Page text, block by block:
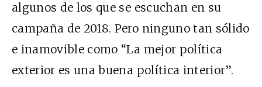
algunos de los que se escuchan en su
campaña de 2018. Pero ninguno tan sólido
e inamovible como “La mejor política
exterior es una buena política interior”.